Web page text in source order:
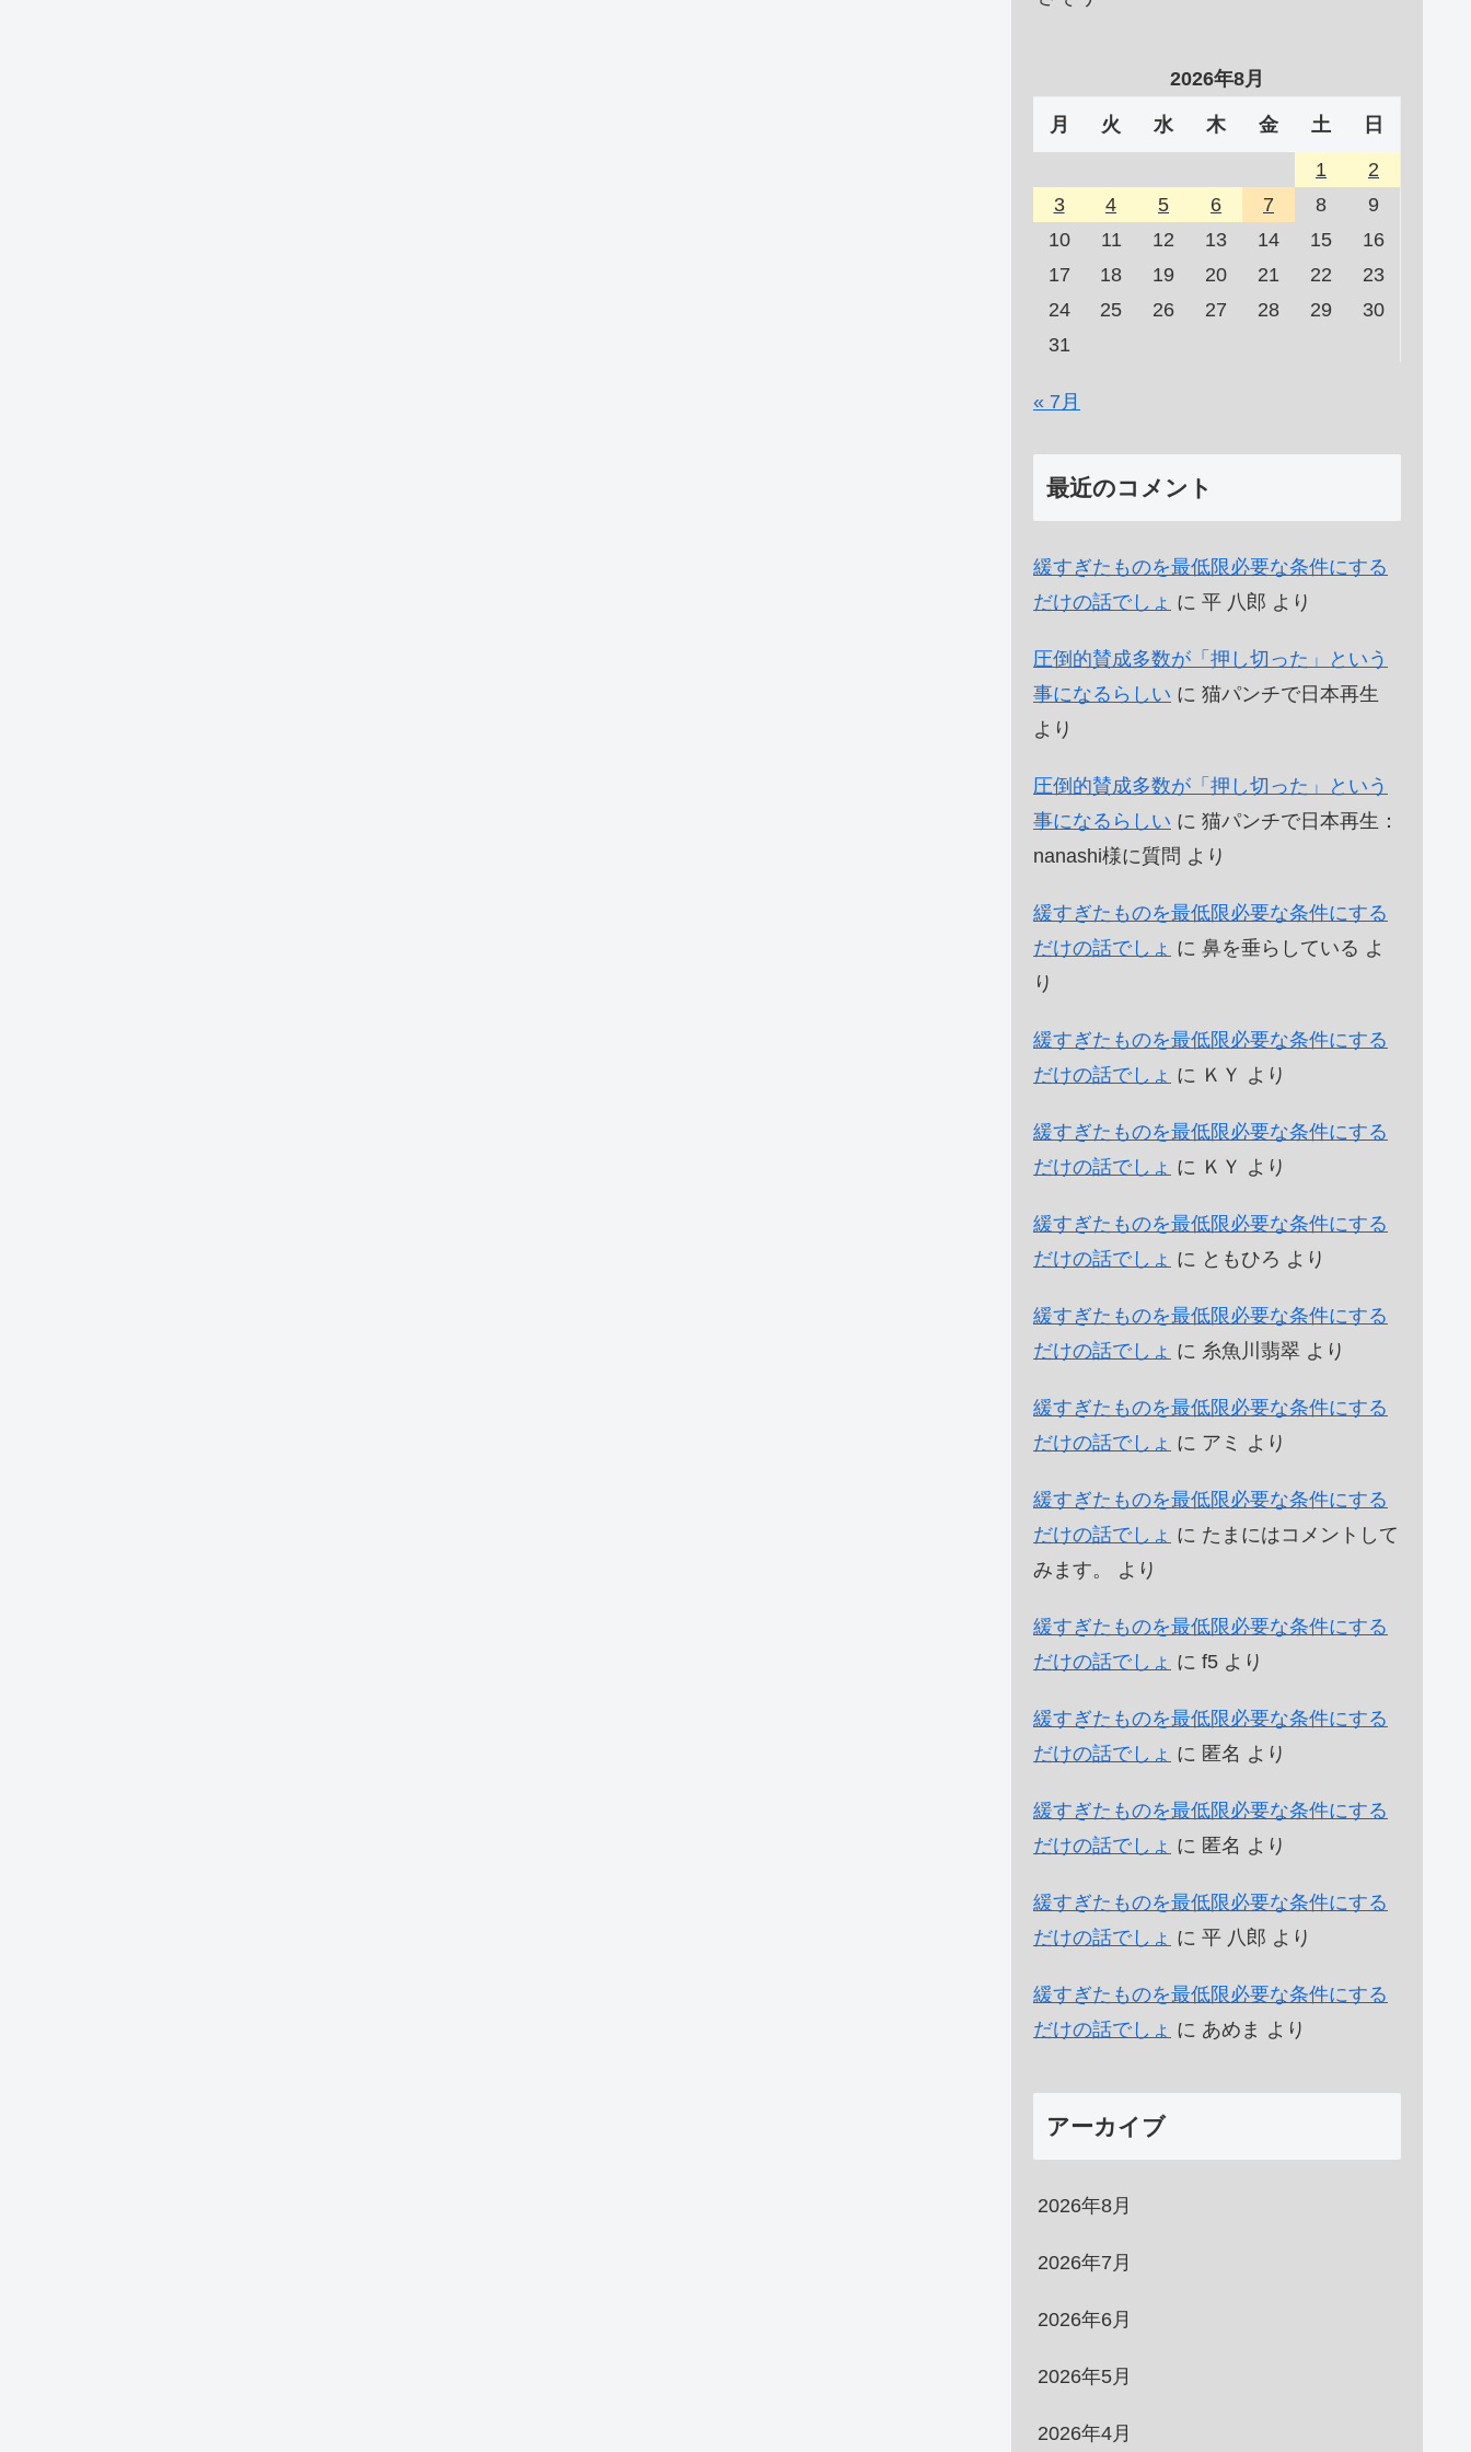
2026年8月
月 火 水 木 金 土 日
1
2
3
4 5 6 7 8
9
10
11 12 13 14 15
16
17
18 19 20 21 22
23
24
25 26 27 28 29
30
31
« 7月
最近のコメント
緩すぎたものを最低限必要な条件にする
だけの話でしょ に 平 八郎 より
圧倒的賛成多数が「押し切った」という
事になるらしい に 猫パンチで日本再生
より
圧倒的賛成多数が「押し切った」という
事になるらしい に 猫パンチで日本再生：
nanashi様に質問 より
緩すぎたものを最低限必要な条件にする
だけの話でしょ に 鼻を垂らしている よ
り
緩すぎたものを最低限必要な条件にする
だけの話でしょ に ＫＹ より
緩すぎたものを最低限必要な条件にする
だけの話でしょ に ＫＹ より
緩すぎたものを最低限必要な条件にする
だけの話でしょ に ともひろ より
緩すぎたものを最低限必要な条件にする
だけの話でしょ に 糸魚川翡翠 より
緩すぎたものを最低限必要な条件にする
だけの話でしょ に アミ より
緩すぎたものを最低限必要な条件にする
だけの話でしょ に たまにはコメントして
みます。
より
緩すぎたものを最低限必要な条件にする
だけの話でしょ に f5 より
緩すぎたものを最低限必要な条件にする
だけの話でしょ に 匿名 より
緩すぎたものを最低限必要な条件にする
だけの話でしょ に 匿名 より
緩すぎたものを最低限必要な条件にする
だけの話でしょ に 平 八郎 より
緩すぎたものを最低限必要な条件にする
だけの話でしょ に あめま より
アーカイブ
2026年8月
2026年7月
2026年6月
2026年5月
2026年4月